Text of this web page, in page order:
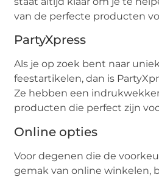
van de perfecte producten
PartyXpress
Als je op zoek bent naar
feestartikelen, dan is
Ze hebben een
producten die perfect zijn
Online opties
Voor degenen die de
gemak van online winkelen,